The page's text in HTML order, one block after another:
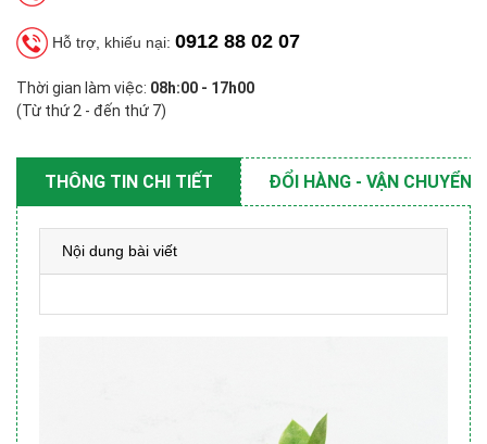
Hỗ trợ, khiếu nại: 0912 88 02 07
Thời gian làm việc: 08h:00 - 17h00
(Từ thứ 2 - đến thứ 7)
THÔNG TIN CHI TIẾT ĐỔI HÀNG - VẬN CHUYỂN
Nội dung bài viết